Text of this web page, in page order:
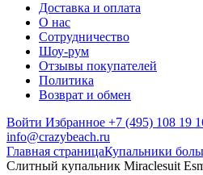
Доставка и оплата
О нас
Сотрудничество
Шоу-рум
Отзывы покупателей
Политика
Возврат и обмен
Войти Избранное +7 (495) 108 19
info@crazybeach.ru
Главная страницаКупальники
Слитный купальник Miraclesuit